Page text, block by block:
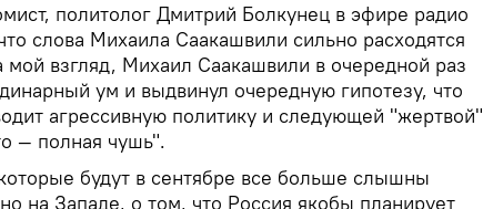
политолог Дмитрий Болкунец в эфире радио
слова Михаила Саакашвили сильно расходятся
мой взгляд, Михаил Саакашвили в очередной раз
ум и выдвинул очередную гипотезу, что
агрессивную политику и следующей "жертвой"
— полная чушь".
будут в сентябре все больше слышны
на Западе, о том, что Россия якобы планирует